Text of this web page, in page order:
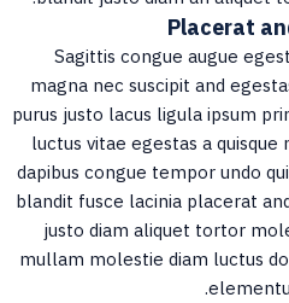
Placerat
Sagittis congue augue
magna nec suscipit and
purus justo lacus ligula ipsum
luctus vitae egestas a
dapibus congue tempor undo
blandit fusce lacinia placerat
justo diam aliquet tortor
mullam molestie diam luctus